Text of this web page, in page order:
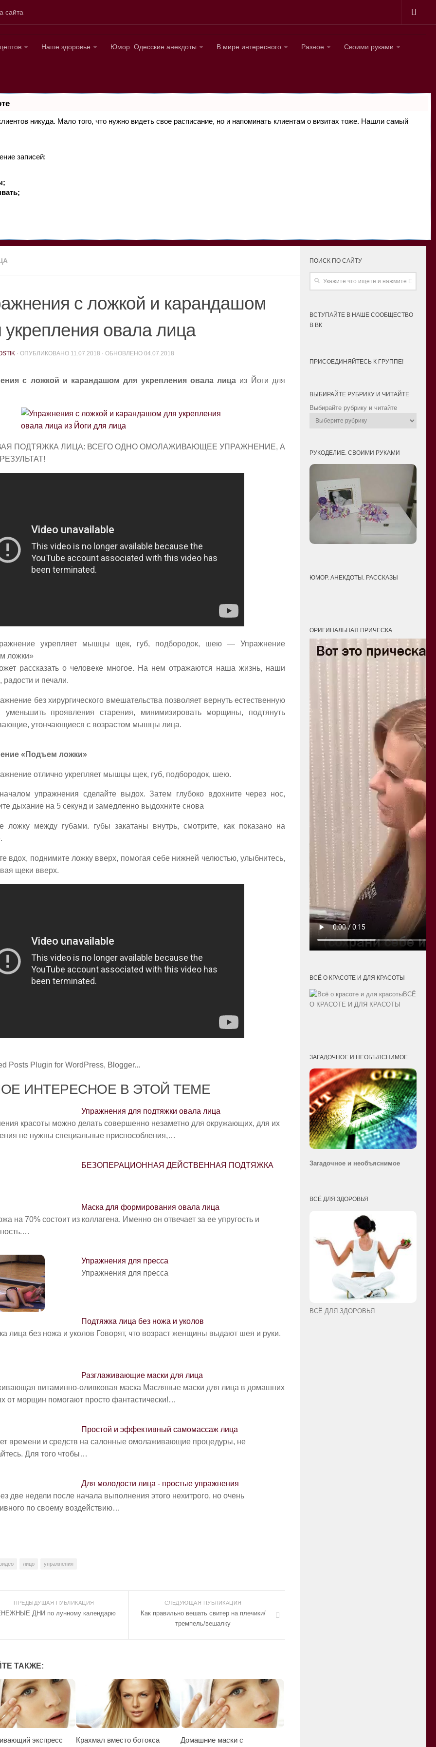
сайта
Наше здоровье Юмор. Одесские анекдоты В мире интересного Разное Своими руками
никуда. Мало того, что нужно видеть свое расписание, но и напоминать клиентам о визитах тоже. Нашли самый
записей:
с ложкой и карандашом
укрепления овала лица
· ОПУБЛИКОВАНО 11.07.2018 · ОБНОВЛЕНО 04.07.2018
с ложкой и карандашом для укрепления овала лица из Йоги для
ПОДТЯЖКА ЛИЦА: ВСЕГО ОДНО ОМОЛАЖИВАЮЩЕЕ УПРАЖНЕНИЕ, А
укрепляет мышцы щек, губ, подбородок, шею — Упражнение
ложки»
рассказать о человеке многое. На нем отражаются наша жизнь, наши
радости и печали.
без хирургического вмешательства позволяет вернуть естественную
уменьшить проявления старения, минимизировать морщины, подтянуть
утончающиеся с возрастом мышцы лица.
«Подъем ложки»
отлично укрепляет мышцы щек, губ, подбородок, шею.
упражнения сделайте выдох. Затем глубоко вдохните через нос,
дыхание на 5 секунд и замедленно выдохните снова
ложку между губами. губы закатаны внутрь, смотрите, как показано на
вдох, поднимите ложку вверх, помогая себе нижней челюстью, улыбнитесь,
щеки вверх.
ИНТЕРЕСНОЕ В ЭТОЙ ТЕМЕ
Упражнения для подтяжки овала лица
красоты можно делать совершенно незаметно для окружающих, для их
не нужны специальные приспособления,…
БЕЗОПЕРАЦИОННАЯ ДЕЙСТВЕННАЯ ПОДТЯЖКА
Маска для формирования овала лица
на 70% состоит из коллагена. Именно он отвечает за ее упругость и
Упражнения для пресса
Упражнения для пресса
Подтяжка лица без ножа и уколов
лица без ножа и уколов Говорят, что возраст женщины выдают шея и руки.
Разглаживающие маски для лица
витаминно-оливковая маска Масляные маски для лица в домашних
от морщин помогают просто фантастически!…
Простой и эффективный самомассаж лица
времени и средств на салонные омолаживаю­щие процедуры, не
Для того чтобы…
Для молодости лица - простые упражнения
две недели после начала выполнения этого нехитрого, но очень
по своему воздействию…
лицо упражнения
СЛЕДУЮЩАЯ ПУБЛИКАЦИЯ
Как правильно вешать свитер на плечики/
тремпель/вешалку
ПРЕДЫДУЩАЯ ПУБЛИКАЦИЯ
ДНИ по лунному календарю
ТАКЖЕ:
экспресс Крахмал вместо ботокса
Домашние маски с
ПОИСК ПО САЙТУ
ВСТУПАЙТЕ В НАШЕ СООБЩЕСТВО
В ВК
ПРИСОЕДИНЯЙТЕСЬ К ГРУППЕ!
ВЫБИРАЙТЕ РУБРИКУ И ЧИТАЙТЕ
Выбирайте рубрику и читайте
РУКОДЕЛИЕ. СВОИМИ РУКАМИ
ЮМОР. АНЕКДОТЫ. РАССКАЗЫ
ОРИГИНАЛЬНАЯ ПРИЧЕСКА
ВСЁ О КРАСОТЕ И ДЛЯ КРАСОТЫ
ВСЁ
О КРАСОТЕ И ДЛЯ КРАСОТЫ
ЗАГАДОЧНОЕ И НЕОБЪЯСНИМОЕ
Загадочное и необъяснимое
ВСЁ ДЛЯ ЗДОРОВЬЯ
ВСЁ ДЛЯ ЗДОРОВЬЯ